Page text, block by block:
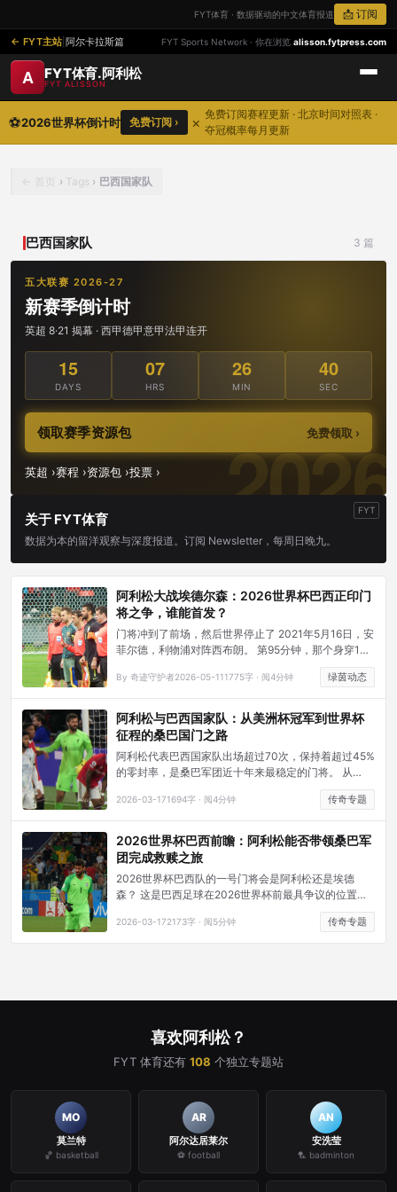
FYT体育 · 数据驱动的中文体育报道 📩 订阅
FYT主站 阿尔卡拉斯篇 FYT Sports Network · 你在浏览 alisson.fytpress.com
A FYT体育.阿利松
FYT ALISSON
⚽2026世界杯倒计时
免费订阅赛程更新 · 北京时间对照表 ·
夺冠概率每月更新
免费订阅 › ×
首页 › Tags › 巴西国家队
巴西国家队 3 篇
阿利松大战埃德尔森：2026世界杯巴西正印门
将之争，谁能首发？
门将冲到了前场，然后世界停止了 2021年5月16日，安
菲尔德，利物浦对阵西布朗。 第95分钟，那个身穿1号
球衣的身影出现在对方禁区——他不是前锋，他是门
将。他用头顶进了那个球，然后转身狂奔，哭了出来。
几个月前他的父亲刚刚去世。那个进球让利物浦保住了
欧冠资格。
By 奇迹守护者2026-05-111775字 · 阅4分钟 绿茵动态
阿利松与巴西国家队：从美洲杯冠军到世界杯
征程的桑巴国门之路
阿利松代表巴西国家队出场超过70次，保持着超过45%
的零封率，是桑巴军团近十年来最稳定的门将。 从
2019年美洲杯的最佳门将到2022年世界杯的遗憾出
局，再到那个震惊世界的门将头球绝杀，阿利松在巴西
国家队的故事充满了荣耀与戏剧性。
2026-03-171694字 · 阅4分钟 传奇专题
2026世界杯巴西前瞻：阿利松能否带领桑巴军
团完成救赎之旅
2026世界杯巴西队的一号门将会是阿利松还是埃德
森？ 这是巴西足球在2026世界杯前最具争议的位置之
争。阿利松和埃德森是过去8年全球最顶尖的两名门
将，两人长期轮换首发，但世界杯只能选一个。截至
2026年初的国际比赛数据显示，阿利松在巴西队的出
2026-03-172173字 · 阅5分钟 传奇专题
五大联赛 2026-27
新赛季倒计时
英超 8·21 揭幕 · 西甲德甲意甲法甲连开
15
DAYS
07
HRS
26
MIN
40
SEC
领取赛季资源包 免费领取 ›
英超 ›赛程 ›资源包 ›投票 ›
FYT
关于 FYT体育
数据为本的留洋观察与深度报道。订阅 Newsletter，每周日晚九。
喜欢阿利松？
FYT 体育还有 108 个独立专题站
MO
莫兰特
🏀 basketball
AR
阿尔达居莱尔
⚽ football
AN
安洗莹
🏸 badminton